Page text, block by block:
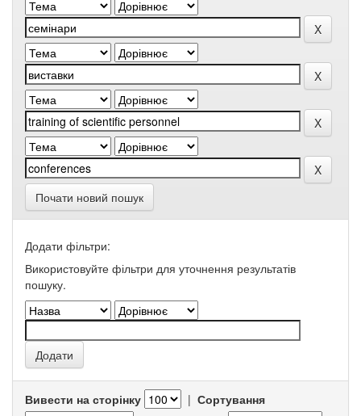
Почати новий пошук
Додати фільтри:
Використовуйте фільтри для уточнення результатів
пошуку.
Вивести на сторінку | Сортування